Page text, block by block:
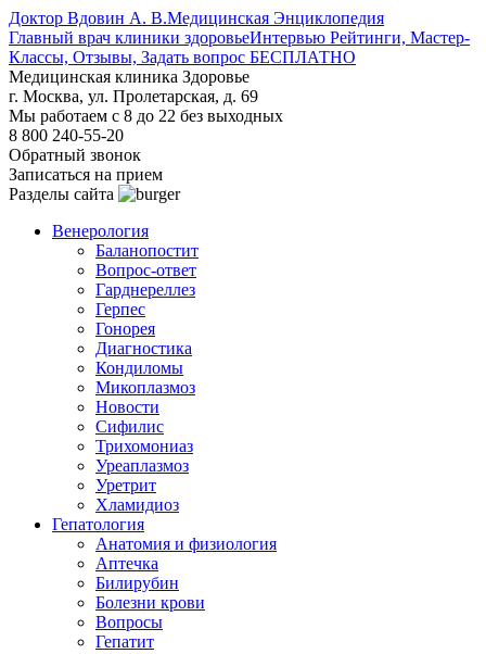
Доктор Вдовин А. В.Медицинская Энциклопедия
Главный врач клиники здоровьеИнтервью Рейтинги, Мастер-
Классы, Отзывы, Задать вопрос БЕСПЛАТНО
Медицинская клиника Здоровье
г. Москва, ул. Пролетарская, д. 69
Мы работаем с 8 до 22 без выходных
8 800 240-55-20
Обратный звонок
Записаться на прием
Разделы сайта
Венерология
Баланопостит
Вопрос-ответ
Гарднереллез
Герпес
Гонорея
Диагностика
Кондиломы
Микоплазмоз
Новости
Сифилис
Трихомониаз
Уреаплазмоз
Уретрит
Хламидиоз
Гепатология
Анатомия и физиология
Аптечка
Билирубин
Болезни крови
Вопросы
Гепатит